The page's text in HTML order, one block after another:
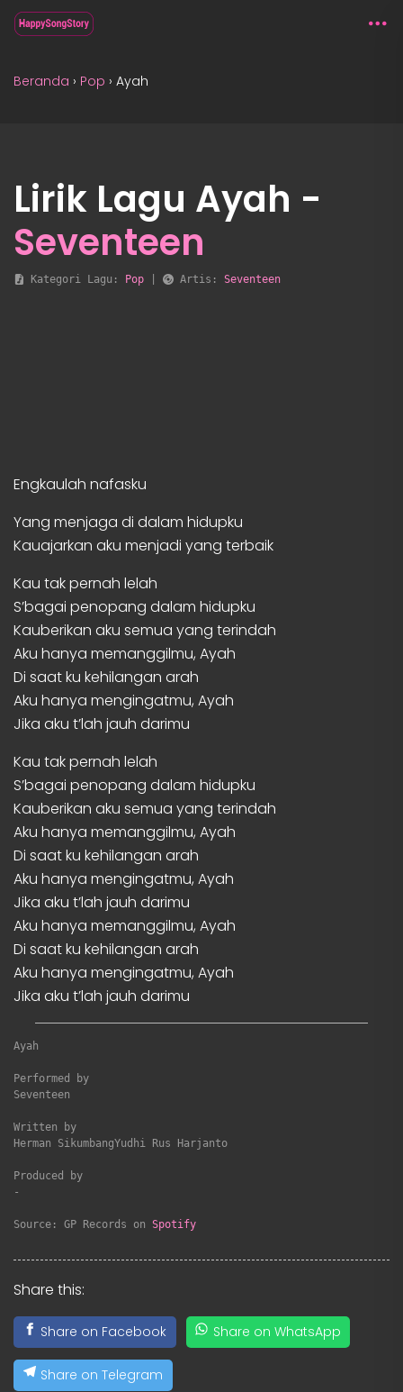
Beranda › Pop › Ayah
Lirik Lagu Ayah -
Seventeen
Kategori Lagu: Pop Artis: Seventeen
Engkaulah nafasku
Yang menjaga di dalam hidupku
Kauajarkan aku menjadi yang terbaik
Kau tak pernah lelah
S’bagai penopang dalam hidupku
Kauberikan aku semua yang terindah
Aku hanya memanggilmu, Ayah
Di saat ku kehilangan arah
Aku hanya mengingatmu, Ayah
Jika aku t’lah jauh darimu
Kau tak pernah lelah
S’bagai penopang dalam hidupku
Kauberikan aku semua yang terindah
Aku hanya memanggilmu, Ayah
Di saat ku kehilangan arah
Aku hanya mengingatmu, Ayah
Jika aku t’lah jauh darimu
Aku hanya memanggilmu, Ayah
Di saat ku kehilangan arah
Aku hanya mengingatmu, Ayah
Jika aku t’lah jauh darimu
Ayah
Performed by
Seventeen
Written by
Herman SikumbangYudhi Rus Harjanto
Produced by
-
Source: GP Records on Spotify
Share this:
Share on Facebook Share on WhatsApp
Share on Telegram